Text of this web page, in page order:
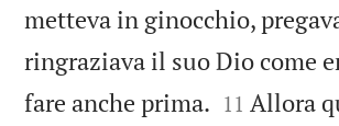
metteva in ginocchio,
ringraziava il suo Dio come
fare anche prima. 

11 Allora